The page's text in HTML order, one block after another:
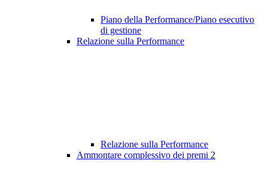
Piano della Performance/Piano esecutivo
di gestione
Relazione sulla Performance
Relazione sulla Performance
Ammontare complessivo dei premi 2